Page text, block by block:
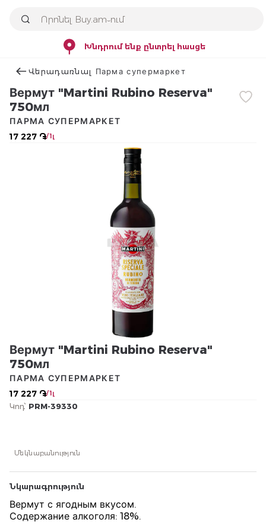
Խնդրում ենք ընտրել հասցե
Վերադառնալ Парма супермаркет
Вермут "Martini Rubino Reserva"
750мл
17 227 ֏/ 1լ
ПАРМА СУПЕРМАРКЕТ
Вермут "Martini Rubino Reserva"
750мл
17 227 ֏/ 1լ
ПАРМА СУПЕРМАРКЕТ
Կոդ՝ PRM-39330
Մեկնաբանություն
Նկարագրություն
Вермут с ягодным вкусом.
Содержание алкоголя: 18%.